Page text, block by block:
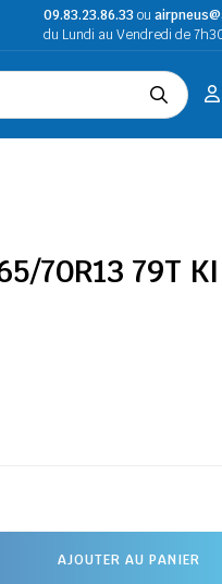
09.83.23.86.33ou
du Lundi au Vendredi de
70R13 79T
AJOUTER AU PANIER